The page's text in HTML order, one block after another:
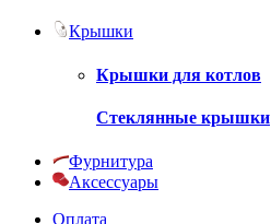
Крышки
Крышки для котлов
Стеклянные крышки
Фурнитура
Аксессуары
Оплата